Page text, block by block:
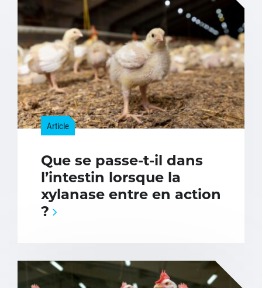
Article
Que se passe-t-il dans
l’intestin lorsque la
xylanase entre en action
?